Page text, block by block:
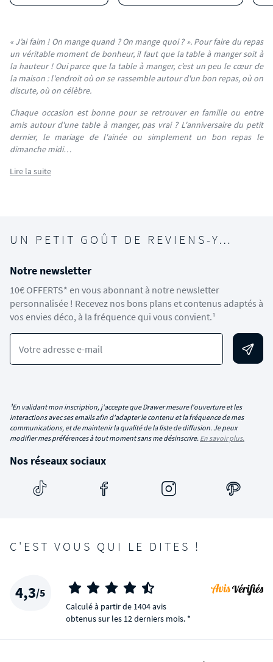
« J’ai faim ! On mange quand ? On mange quoi ? ». Pour faire du repas
un véritable moment de bonheur, il faut que la table à manger soit à
la hauteur ! Oui parce que la table à manger, c’est un peu le cœur de
la maison : l'endroit où on se rassemble autour d'un bon repas, où on
discute, où on célèbre.
Chaque occasion est bonne pour se retrouver en famille ou entre
amis autour d'une table à manger, pas vrai ? L'anniversaire du petit
dernier, le mariage de l'ainée ou simplement un bon repas le
dimanche midi…
Lire la suite
UN PETIT GOÛT DE REVIENS-Y…
Notre newsletter
10€ OFFERTS* en vous abonnant à notre newsletter
personnalisée ! Recevez nos bons plans et contenus adaptés à
vos envies déco, à la fréquence qui vous convient.¹
Votre adresse e-mail
¹En validant mon inscription, j'accepte que Drawer mesure l'ouverture et les
interactions avec ses emails afin d'adapter le contenu et la fréquence de mes
communications, et de maintenir la qualité de la liste de diffusion. Je peux
modifier mes préférences à tout moment sans me désinscrire. En savoir plus.
Nos réseaux sociaux
C'EST VOUS QUI LE DITES !
4,3/5
Calculé à partir de 1404 avis
obtenus sur les 12 derniers mois. *